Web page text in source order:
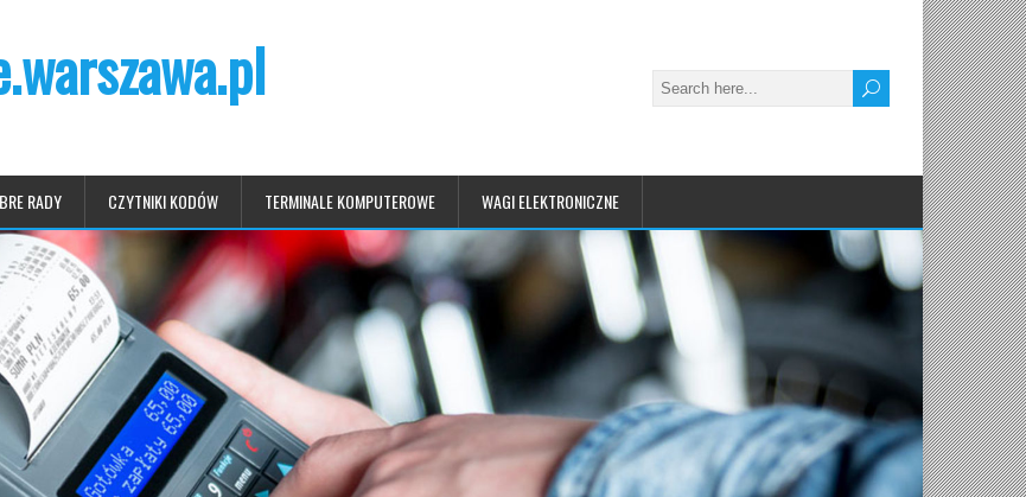
RADY CZYTNIKI KODÓW TERMINALE KOMPUTEROWE WAGI ELEKTRONICZNE